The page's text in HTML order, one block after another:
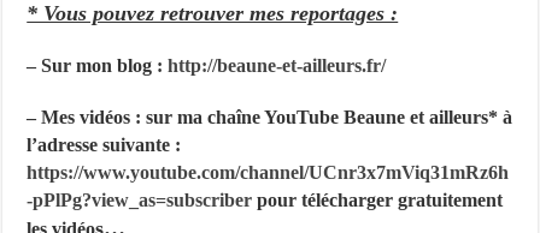
* Vous pouvez retrouver mes reportages :
– Sur mon blog :http://beaune-et-ailleurs.fr/
– Mes vidéos : sur ma chaîne YouTube Beaune et ailleurs* à
l’adresse suivante :
https://www.youtube.com/channel/UCnr3x7mViq31mRz6h
-pPlPg?view_as=subscriber pour télécharger gratuitement